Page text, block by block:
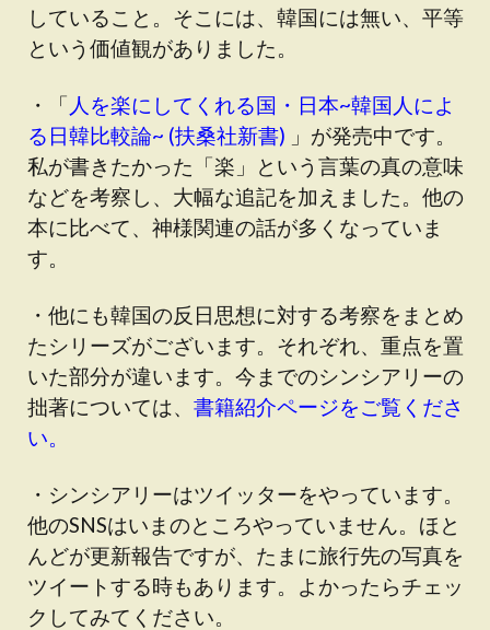
していること。そこには、韓国には無い、平等
という価値観がありました。
・「 人を楽にしてくれる国・日本~韓国人によ
る日韓比較論~ (扶桑社新書) 」が発売中です。
私が書きたかった「楽」という言葉の真の意味
などを考察し、大幅な追記を加えました。他の
本に比べて、神様関連の話が多くなっていま
す。
・他にも韓国の反日思想に対する考察をまとめ
たシリーズがございます。それぞれ、重点を置
いた部分が違います。今までのシンシアリーの
拙著については、 書籍紹介ページをご覧くださ
い。
・シンシアリーはツイッターをやっています。
他のSNSはいまのところやっていません。ほと
んどが更新報告ですが、たまに旅行先の写真を
ツイートする時もあります。よかったらチェッ
クしてみてください。